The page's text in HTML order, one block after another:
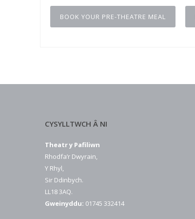
BOOK YOUR PRE-THEATRE MEAL
CYSYLLTWCH Â NI
Theatr y Pafiliwn
Rhodfa’r Dwyrain,
Y Rhyl,
Sir Ddinbych.
LL18 3AQ.
Gweinyddu: 01745 332414